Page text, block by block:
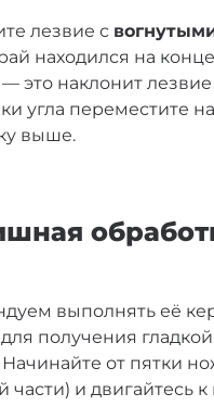
лезвие с
находился на
— это наклонит
угла переместите
выше.
выполнять её
получения
от пятки
части) и двигайтесь к